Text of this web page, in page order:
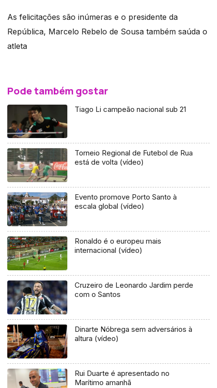
As felicitações são inúmeras e o presidente da
República, Marcelo Rebelo de Sousa também saúda o
atleta
Pode também gostar
Tiago Li campeão nacional sub 21
Torneio Regional de Futebol de Rua
está de volta (vídeo)
Evento promove Porto Santo à
escala global (vídeo)
Ronaldo é o europeu mais
internacional (vídeo)
Cruzeiro de Leonardo Jardim perde
com o Santos
Dinarte Nóbrega sem adversários à
altura (vídeo)
Rui Duarte é apresentado no
Marítimo amanhã